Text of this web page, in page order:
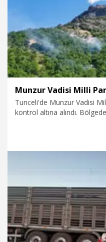
Tunceli'de Munzur Vadisi
kontrol altına alındı.
4.08.2026 Gündem